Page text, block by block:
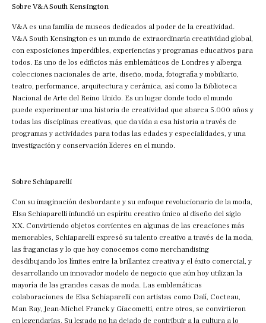
Sobre V&A South Kensington
V&A es una familia de museos dedicados al poder de la creatividad.
V&A South Kensington es un mundo de extraordinaria creatividad global,
con exposiciones imperdibles, experiencias y programas educativos para
todos. Es uno de los edificios más emblemáticos de Londres y alberga
colecciones nacionales de arte, diseño, moda, fotografía y mobiliario,
teatro, performance, arquitectura y cerámica, así como la Biblioteca
Nacional de Arte del Reino Unido. Es un lugar donde todo el mundo
puede experimentar una historia de creatividad que abarca 5.000 años y
todas las disciplinas creativas, que da vida a esa historia a través de
programas y actividades para todas las edades y especialidades, y una
investigación y conservación líderes en el mundo.
Sobre Schiaparelli
Con su imaginación desbordante y su enfoque revolucionario de la moda,
Elsa Schiaparelli infundió un espíritu creativo único al diseño del siglo
XX. Convirtiendo objetos corrientes en algunas de las creaciones más
memorables, Schiaparelli expresó su talento creativo a través de la moda,
las fragancias y lo que hoy conocemos como merchandising
desdibujando los límites entre la brillantez creativa y el éxito comercial, y
desarrollando un innovador modelo de negocio que aún hoy utilizan la
mayoría de las grandes casas de moda. Las emblemáticas
colaboraciones de Elsa Schiaparelli con artistas como Dalí, Cocteau,
Man Ray, Jean-Michel Franck y Giacometti, entre otros, se convirtieron
en legendarias. Su legado no ha dejado de contribuir a la cultura a lo